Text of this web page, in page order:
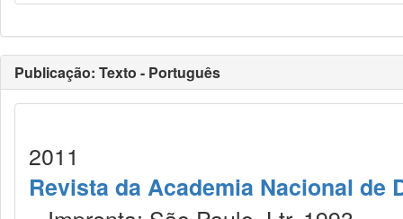
Publicação: Texto - Português
2011
Revista da Academia Nacional de